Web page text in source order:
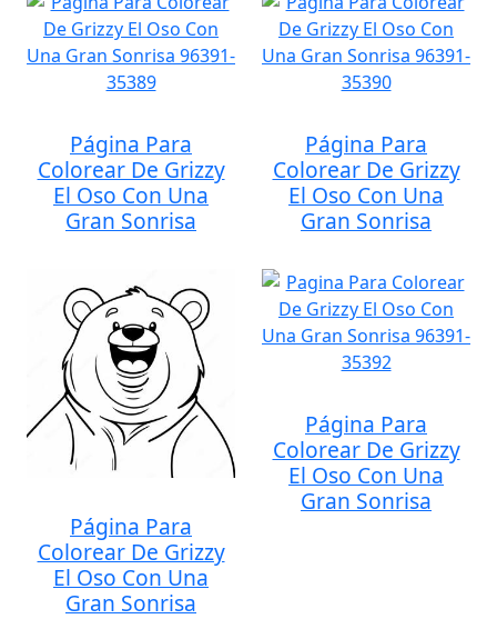
Página Para
Colorear De Grizzy
El Oso Con Una
Gran Sonrisa
Página Para
Colorear De Grizzy
El Oso Con Una
Gran Sonrisa
Página Para
Colorear De Grizzy
El Oso Con Una
Gran Sonrisa
Página Para
Colorear De Grizzy
El Oso Con Una
Gran Sonrisa